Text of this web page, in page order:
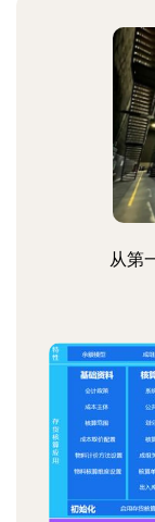
从第